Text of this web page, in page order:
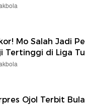
Mo Salah Jadi
Tertinggi di Liga
Ojol Terbit